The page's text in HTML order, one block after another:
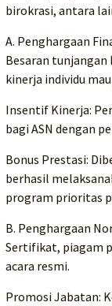
birokrasi, antara
A. Penghargaan
Besaran tunjangan
kinerja individu
Insentif Kinerja:
bagi ASN dengan
Bonus Prestasi:
berhasil
program prioritas
B. Penghargaan
Sertifikat, piagam
acara resmi.
Promosi Jabatan: